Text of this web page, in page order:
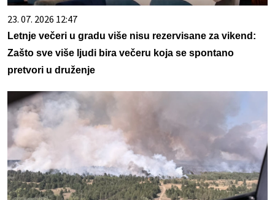
23. 07. 2026 12:47
Letnje večeri u gradu više nisu rezervisane za vikend:
Zašto sve više ljudi bira večeru koja se spontano
pretvori u druženje